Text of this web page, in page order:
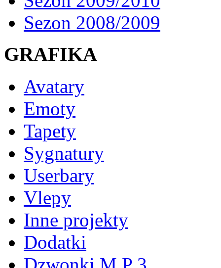
Sezon 2008/2009
GRAFIKA
Avatary
Emoty
Tapety
Sygnatury
Userbary
Vlepy
Inne projekty
Dodatki